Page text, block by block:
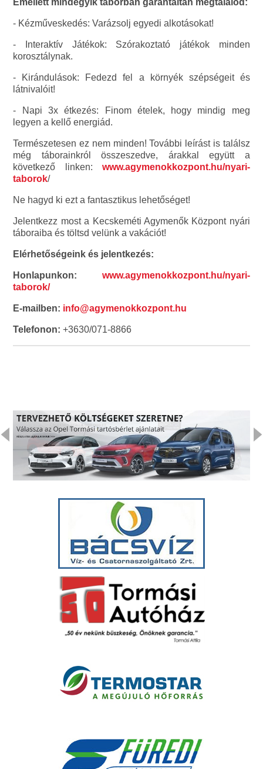
Emellett mindegyik táborban garantáltan megtalálod:
- Kézműveskedés: Varázsolj egyedi alkotásokat!
- Interaktív Játékok: Szórakoztató játékok minden
korosztálynak.
- Kirándulások: Fedezd fel a környék szépségeit és
látnivalóit!
- Napi 3x étkezés: Finom ételek, hogy mindig meg
legyen a kellő energiád.
Természetesen ez nem minden! További leírást is találsz
még táborainkról összeszedve, árakkal együtt a
következő linken: www.agymenokkozpont.hu/nyari-
taborok/
Ne hagyd ki ezt a fantasztikus lehetőséget!
Jelentkezz most a Kecskeméti Agymenők Központ nyári
táboraiba és töltsd velünk a vakációt!
Elérhetőségeink és jelentkezés:
Honlapunkon:
www.agymenokkozpont.hu/nyari-
taborok/
E-mailben: info@agymenokkozpont.hu
Telefonon: +3630/071-8866